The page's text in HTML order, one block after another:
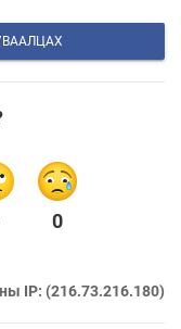
0
IP: (216.73.216.180)